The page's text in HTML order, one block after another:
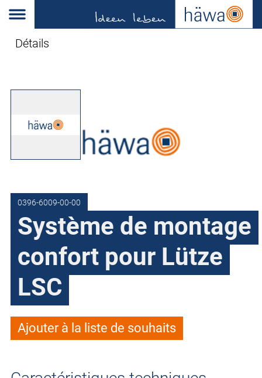
Détails
0396-6009-00-00
Système de montage
confort pour Lütze
LSC
Ajouter à la liste de souhaits